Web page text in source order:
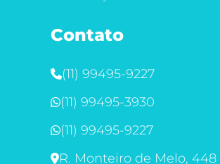
Contato
(11) 99495-9227
(11) 99495-3930
(11) 99495-9227
R. Monteiro de Melo, 448